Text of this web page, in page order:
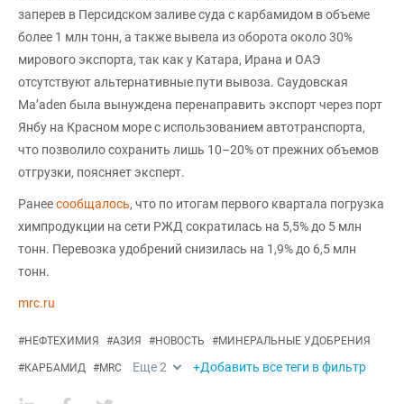
заперев в Персидском заливе суда с карбамидом в объеме
более 1 млн тонн, а также вывела из оборота около 30%
мирового экспорта, так как у Катара, Ирана и ОАЭ
отсутствуют альтернативные пути вывоза. Саудовская
Ma’aden была вынуждена перенаправить экспорт через порт
Янбу на Красном море с использованием автотранспорта,
что позволило сохранить лишь 10–20% от прежних объемов
отгрузки, поясняет эксперт.
Ранеесообщалось, что по итогам первого квартала погрузка
химпродукции на сети РЖД сократилась на 5,5% до 5 млн
тонн. Перевозка удобрений снизилась на 1,9% до 6,5 млн
тонн.
mrc.ru
#НЕФТЕХИМИЯ #АЗИЯ #НОВОСТЬ #МИНЕРАЛЬНЫЕ УДОБРЕНИЯ
#КАРБАМИД #MRC Еще2 +Добавить все теги в фильтр